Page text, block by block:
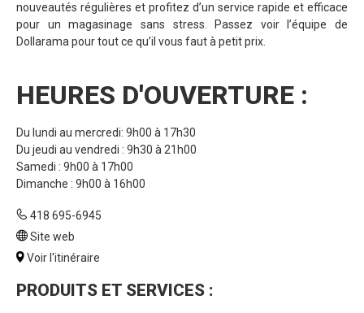
nouveautés régulières et profitez d’un service rapide et efficace
pour un magasinage sans stress. Passez voir l’équipe de
Dollarama pour tout ce qu’il vous faut à petit prix.
HEURES D'OUVERTURE :
Du lundi au mercredi: 9h00 à 17h30
Du jeudi au vendredi : 9h30 à 21h00
Samedi : 9h00 à 17h00
Dimanche : 9h00 à 16h00
418 695-6945
Site web
Voir l'itinéraire
PRODUITS ET SERVICES :